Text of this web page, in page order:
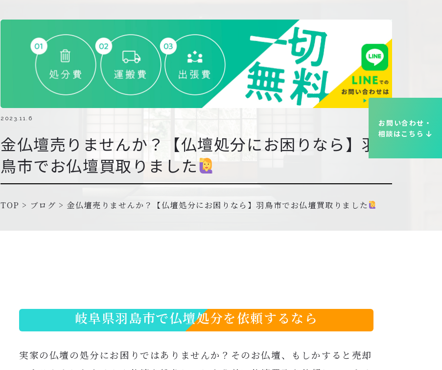
2023.11.6
金仏壇売りませんか？【仏壇処分にお困りなら】羽
鳥市でお仏壇買取りました
TOP > ブログ > 金仏壇売りませんか？【仏壇処分にお困りなら】羽鳥市でお仏壇買取りました
岐阜県羽島市で仏壇処分を依頼するなら
実家の仏壇の処分にお困りではありませんか？そのお仏壇、もしかすると売却
お問い合わせ・
相談はこちら